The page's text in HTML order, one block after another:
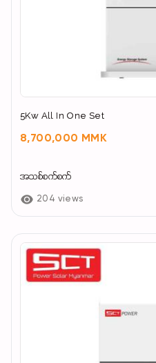
5Kw All In One Set
8,700,000 MMK
အသစ်စက်စက်
204 views